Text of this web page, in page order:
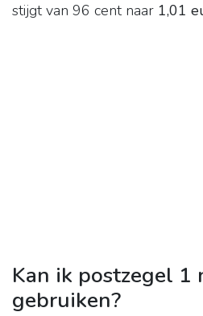
stijgt van 96 cent naar 1,01
Kan ik postzegel 1
gebruiken?